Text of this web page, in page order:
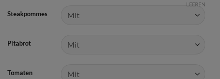
Steakpommes
Pitabrot
Tomaten
LEEREN